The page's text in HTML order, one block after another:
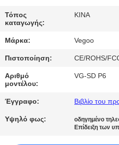
ΕΠΙΚΟΙΝΩΝΉΣΤΕ
ΜΑΖΊ
ΜΑΣ
ΕΙΔΉΣΕΙΣ
Τόπος
καταγωγής:
ΚΙΝΑ
Μάρκα: Vegoo
Πιστοποίηση: CE/ROHS/
Αριθμό
μοντέλου:
VG-SD P6
Έγγραφο: Βιβλίο του
Υψηλό φως: οδηγημένο
Επίδειξη των